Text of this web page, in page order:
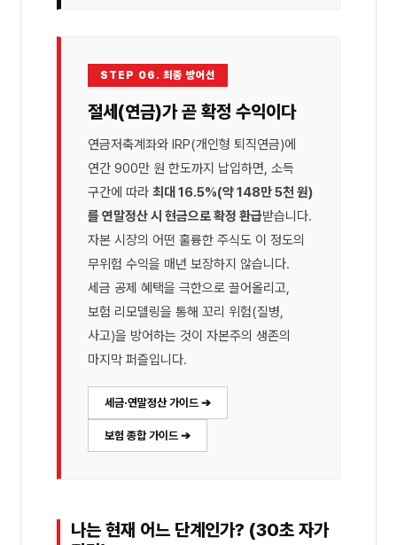
STEP 06. 최종 방어선
절세(연금)가 곧 확정 수익이다
연금저축계좌와 IRP(개인형 퇴직연금)에
연간 900만 원 한도까지 납입하면, 소득
구간에 따라 최대 16.5%(약 148만 5천 원)
를 연말정산 시 현금으로 확정 환급받습니다.
자본 시장의 어떤 훌륭한 주식도 이 정도의
무위험 수익을 매년 보장하지 않습니다.
세금 공제 혜택을 극한으로 끌어올리고,
보험 리모델링을 통해 꼬리 위험(질병,
사고)을 방어하는 것이 자본주의 생존의
마지막 퍼즐입니다.
세금·연말정산 가이드 ➔
보험 종합 가이드 ➔
나는 현재 어느 단계인가? (30초 자가